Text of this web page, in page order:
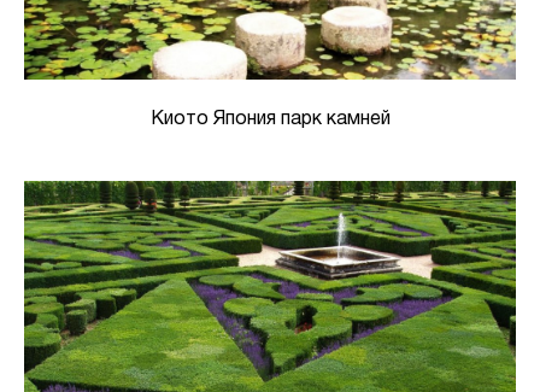
Киото Япония парк камней